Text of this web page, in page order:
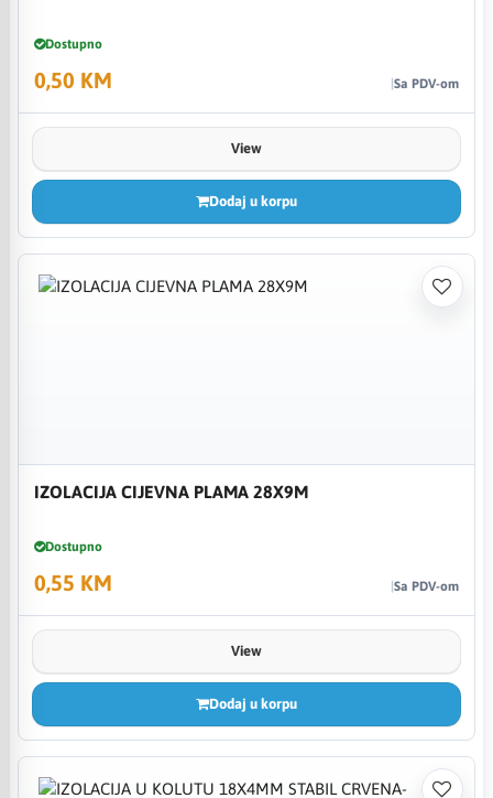
Dostupno
0,50 KM Sa PDV-om
View
Dodaj u korpu
IZOLACIJA CIJEVNA PLAMA 28X9M
Dostupno
0,55 KM Sa PDV-om
View
Dodaj u korpu